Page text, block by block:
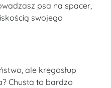
psa na spacer,
swojego
ale kręgosłup
Chusta to bardzo